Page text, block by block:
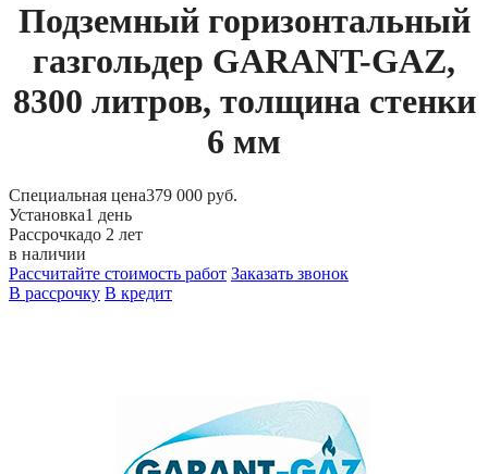
Подземный горизонтальный
газгольдер GARANT-GAZ,
8300 литров, толщина стенки
6 мм
Специальная цена379 000 руб.
Установка1 день
Рассрочкадо 2 лет
в наличии
Рассчитайте стоимость работ Заказать звонок
В рассрочку В кредит